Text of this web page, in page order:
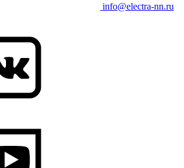
info@electra-nn.ru